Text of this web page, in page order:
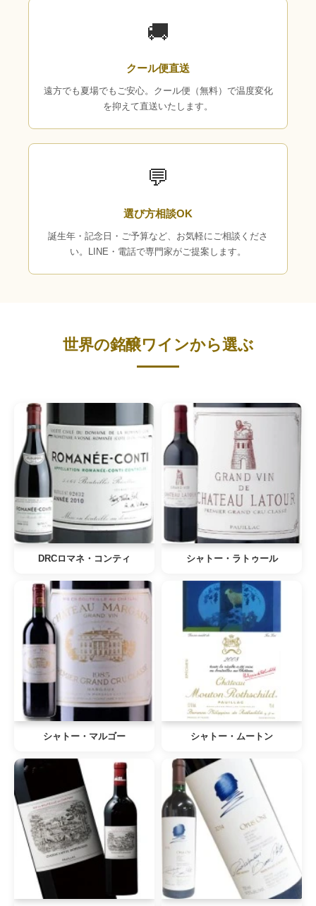
🚚
クール便直送
遠方でも夏場でもご安心。クール便（無料）で温度変化
を抑えて直送いたします。
💬
選び方相談OK
誕生年・記念日・ご予算など、お気軽にご相談くださ
い。LINE・電話で専門家がご提案します。
世界の銘醸ワインから選ぶ
DRCロマネ・コンティ シャトー・ラトゥール
シャトー・マルゴー シャトー・ムートン